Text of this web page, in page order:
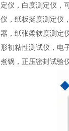
定仪，白度测定仪，
仪，纸板挺度测定仪
器，纸张柔软度测定
形初粘性测试仪，电
煮锅，正压密封试验